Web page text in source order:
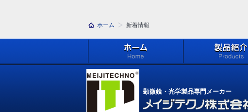
ホーム 新着情報
ホーム
顕微鏡・光学製品専門メーカー